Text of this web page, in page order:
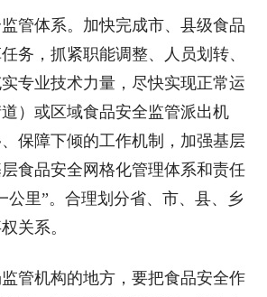
监管体系。加快完成市、县级食品
务，抓紧职能调整、人员划转、
专业技术力量，尽快实现正常运
）或区域食品安全监管派出机
保障下倾的工作机制，加强基层
食品安全网格化管理体系和责任
公里”。合理划分省、市、县、乡
关系。
管机构的地方，要把食品安全作